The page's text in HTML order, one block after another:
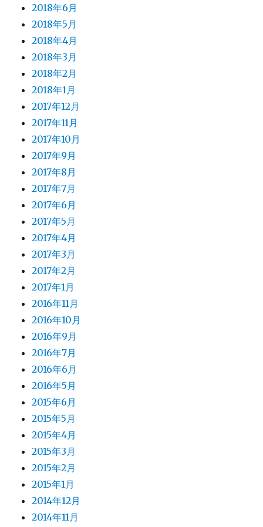
2018年6月
2018年5月
2018年4月
2018年3月
2018年2月
2018年1月
2017年12月
2017年11月
2017年10月
2017年9月
2017年8月
2017年7月
2017年6月
2017年5月
2017年4月
2017年3月
2017年2月
2017年1月
2016年11月
2016年10月
2016年9月
2016年7月
2016年6月
2016年5月
2015年6月
2015年5月
2015年4月
2015年3月
2015年2月
2015年1月
2014年12月
2014年11月